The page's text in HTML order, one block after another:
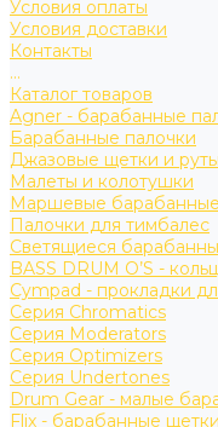
Условия оплаты
Условия доставки
Контакты
...
Каталог товаров
Agner - барабанные
Барабанные палочки
Джазовые щетки и руты
Малеты и колотушки
Маршевые
Палочки для тимбалес
Светящиеся
BASS DRUM O’S -
Cympad - прокладки
Серия Chromatics
Серия Moderators
Серия Optimizers
Серия Undertones
Drum Gear - малые
Flix - барабанные